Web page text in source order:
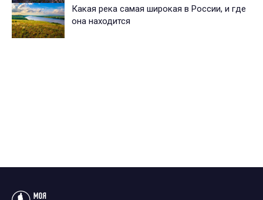
Какая река самая широкая в России, и где
она находится